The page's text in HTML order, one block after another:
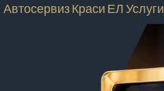
Автосервиз Краси ЕЛ Услуги